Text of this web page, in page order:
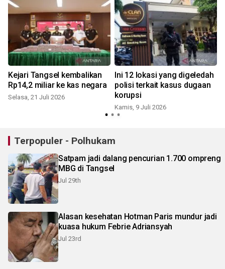
Kejari Tangsel kembalikan
Rp14,2 miliar ke kas negara
Selasa, 21 Juli 2026
Ini 12 lokasi yang digeledah
polisi terkait kasus dugaan
korupsi
Kamis, 9 Juli 2026
Terpopuler - Polhukam
Satpam jadi dalang pencurian 1.700 ompreng
MBG di Tangsel
Jul 29th
Alasan kesehatan Hotman Paris mundur jadi
kuasa hukum Febrie Adriansyah
Jul 23rd